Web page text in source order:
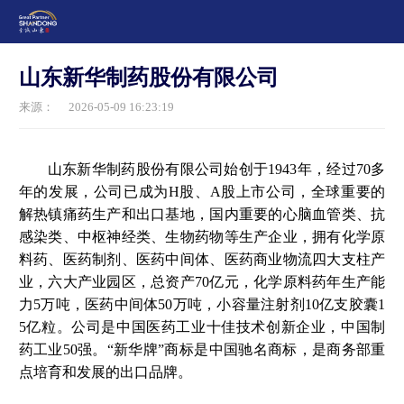
山东新华制药股份有限公司
来源： 2026-05-09 16:23:19
山东新华制药股份有限公司始创于1943年，经过70多
年的发展，公司已成为H股、A股上市公司，全球重要的
解热镇痛药生产和出口基地，国内重要的心脑血管类、抗
感染类、中枢神经类、生物药物等生产企业，拥有化学原
料药、医药制剂、医药中间体、医药商业物流四大支柱产
业，六大产业园区，总资产70亿元，化学原料药年生产能
力5万吨，医药中间体50万吨，小容量注射剂10亿支胶囊1
5亿粒。公司是中国医药工业十佳技术创新企业，中国制
药工业50强。“新华牌”商标是中国驰名商标，是商务部重
点培育和发展的出口品牌。